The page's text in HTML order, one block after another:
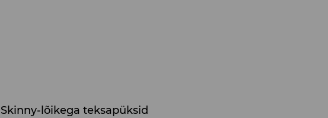
Skinny-lõikega teksapüksid